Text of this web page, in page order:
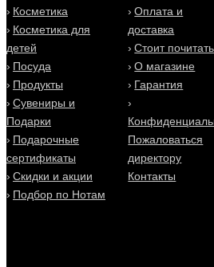
Косметика
Косметика для
детей
Посуда
Продукты
Сувениры и
Подарки
Подарочные
сертификаты
Скидки и акции
Подбор по Нотам
Оплата и
доставка
Стоит почитать
О магазине
Гарантия
Пожаловаться
директору
Контакты